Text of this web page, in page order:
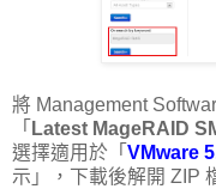
將 Management
「 Latest MageRAID
選擇適用於「 VMware
示」，下載後解開 ZIP